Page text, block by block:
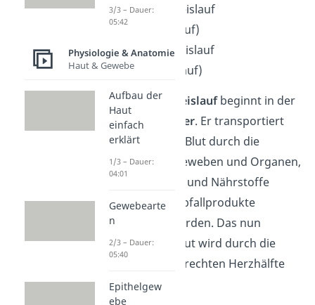
großer Blutkreislauf
(Körperkreislauf)
kleiner Blutkreislauf
(Lungenkreislauf)
Dergroße Blutkreislaufbeginnt in der
linken Herzkammer. Er transportiert
sauerstoffreiches Blut durch die
Arterien zu den Geweben und Organen,
wo der Sauerstoff und Nährstoffe
abgegeben und Abfallprodukte
aufgenommen werden. Das nun
sauerstoffarme Blut wird durch die
Venen zurück zur rechten Herzhälfte
transportiert.
3/3 – Dauer:
05:42
Physiologie & Anatomie
Haut & Gewebe
Aufbau der
Haut
einfach
erklärt
1/3 – Dauer:
04:01
Gewebearte
n
2/3 – Dauer:
05:40
Epithelgew
ebe